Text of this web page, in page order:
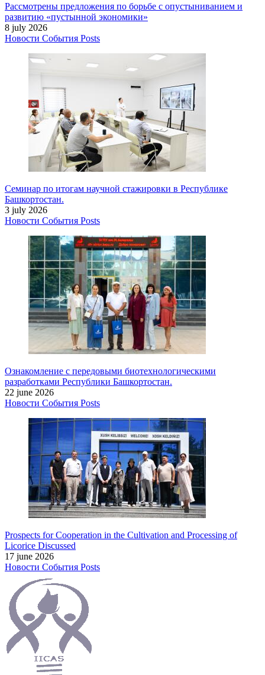
Рассмотрены предложения по борьбе с опустыниванием и
развитию «пустынной экономики»
8 july 2026
Новости События Posts
Семинар по итогам научной стажировки в Республике
Башкортостан.
3 july 2026
Новости События Posts
Ознакомление с передовыми биотехнологическими
разработками Республики Башкортостан.
22 june 2026
Новости События Posts
Prospects for Cooperation in the Cultivation and Processing of
Licorice Discussed
17 june 2026
Новости События Posts